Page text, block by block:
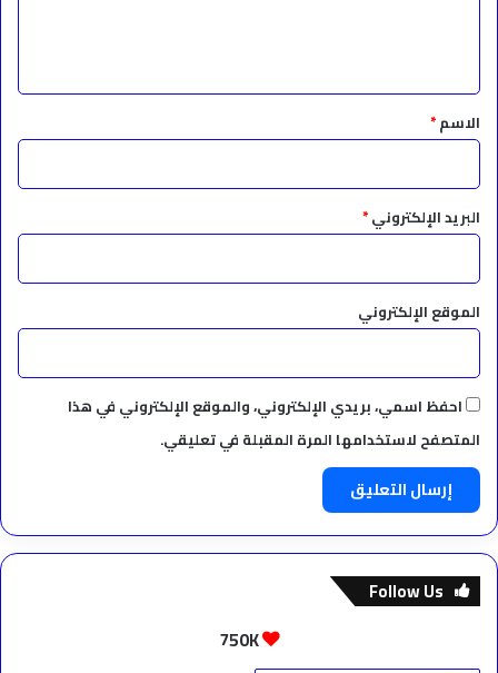
*الاسم*
البريد الإلكتروني*
الموقع الإلكتروني
احفظ اسمي، بريدي الإلكتروني، والموقع الإلكتروني في هذا
المتصفح لاستخدامها المرة المقبلة في تعليقي.
Follow Us
750K